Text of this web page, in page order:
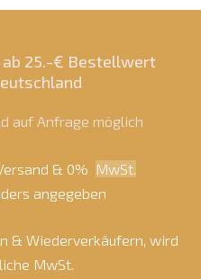
25.-€ Bestellwert
auf Anfrage möglich
& 0% MwSt.
angegeben
& Wiederverkäufern, wird
MwSt.